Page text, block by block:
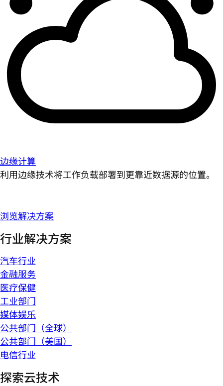
边缘计算
利用边缘技术将工作负载部署到更靠近数据源的位置。
浏览解决方案
行业解决方案
汽车行业
金融服务
医疗保健
工业部门
媒体娱乐
公共部门（全球）
公共部门（美国）
电信行业
探索云技术